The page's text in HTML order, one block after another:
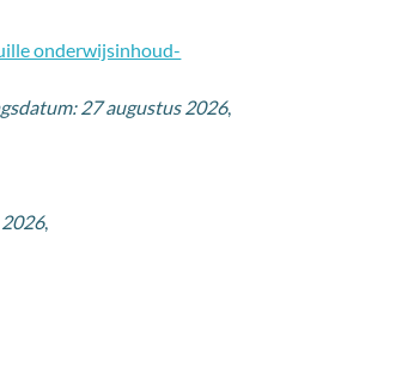
onderwijsinhoud-
27 augustus 2026,
,